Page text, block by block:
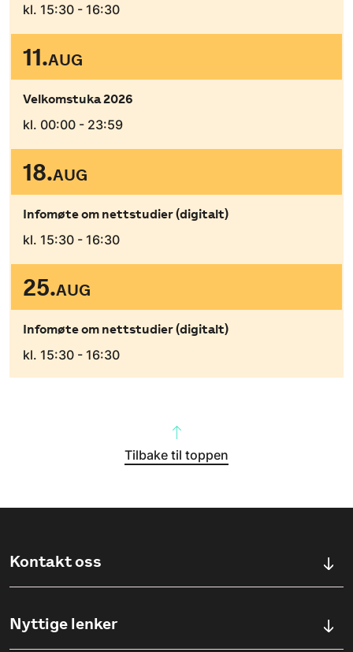
kl. 15:30 - 16:30
11.AUG
Velkomstuka 2026
kl. 00:00 - 23:59
18.AUG
Infomøte om nettstudier (digitalt)
kl. 15:30 - 16:30
25.AUG
Infomøte om nettstudier (digitalt)
kl. 15:30 - 16:30
Tilbake til toppen
Kontakt oss
Nyttige lenker